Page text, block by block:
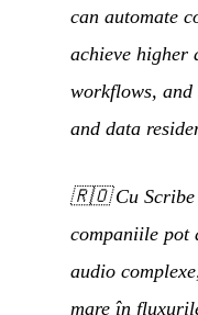
can automate
achieve higher
workflows,
and data
🇷🇴Cu
companiile pot
audio
mare în